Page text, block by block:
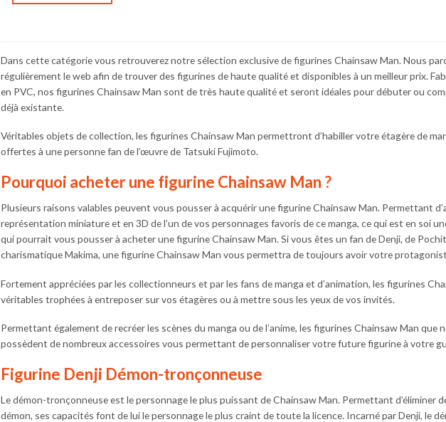
variations.
Les
options
peuvent
choisies
sur
page
produit
Dans cette catégorie vous retrouverez notre sélection exclusive de figurines Chainsaw Man. Nous
régulièrement le web afin de trouver des figurines de haute qualité et disponibles à un meilleur prix.
en PVC, nos figurines Chainsaw Man sont de très haute qualité et seront idéales pour débuter ou
déjà existante.
Véritables objets de collection, les figurines Chainsaw Man permettront d’habiller votre étagère de
offertes à une personne fan de l’œuvre de Tatsuki Fujimoto.
Pourquoi acheter une figurine Chainsaw Man ?
Plusieurs raisons valables peuvent vous pousser à acquérir une figurine Chainsaw Man. Permettant
représentation miniature et en 3D de l’un de vos personnages favoris de ce manga, ce qui est en soi
qui pourrait vous pousser à acheter une figurine Chainsaw Man. Si vous êtes un fan de Denji, de
charismatique Makima, une figurine Chainsaw Man vous permettra de toujours avoir votre
Fortement appréciées par les collectionneurs et par les fans de manga et d’animation, les figurines
véritables trophées à entreposer sur vos étagères ou à mettre sous les yeux de vos invités.
Permettant également de recréer les scènes du manga ou de l’anime, les figurines Chainsaw Man que
possèdent de nombreux accessoires vous permettant de personnaliser votre future figurine à votre
Figurine Denji Démon-tronçonneuse
Le démon-tronçonneuse est le personnage le plus puissant de Chainsaw Man. Permettant d’éliminer
démon, ses capacités font de lui le personnage le plus craint de toute la licence. Incarné par Denji, le